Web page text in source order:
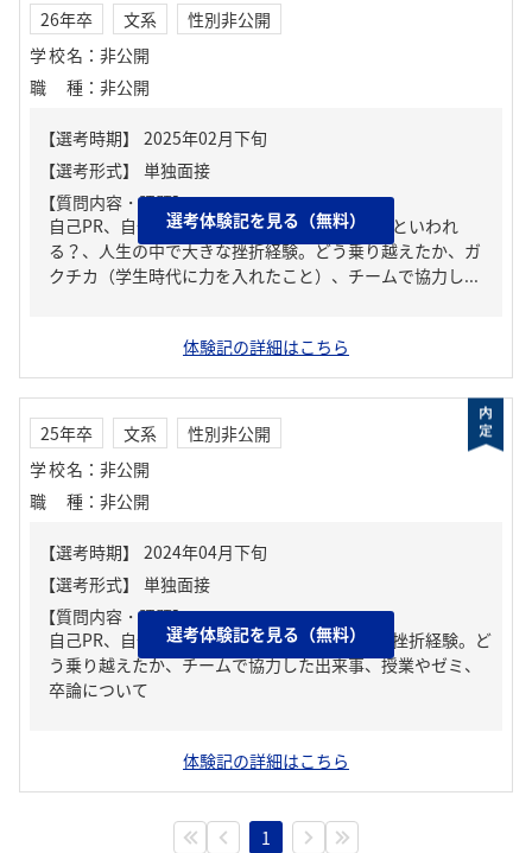
26年卒 文系
性別非公開
学校名 ： 非公開
職種 ： 非公開
【質問内容・課題】
自己PR、自分の強み/弱み、周りからどんな人といわれ
る？、人生の中で大きな挫折経験。どう乗り越えたか、ガ
クチカ（学生時代に力を入れたこと）、チームで協力し...
選考体験記を見る（無料）
体験記の詳細はこちら
25年卒 文系
性別非公開
学校名 ： 非公開
職種 ： 非公開
【質問内容・課題】
自己PR、自分の強み/弱み、人生の中で大きな挫折経験。ど
う乗り越えたか、チームで協力した出来事、授業やゼミ、
卒論について
選考体験記を見る（無料）
体験記の詳細はこちら
1